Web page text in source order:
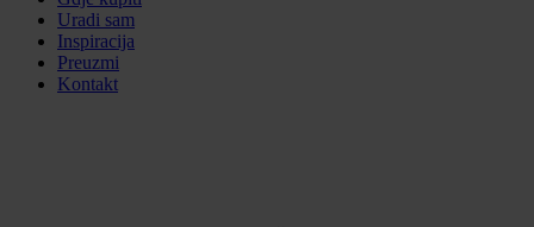
Uradi sam
Inspiracija
Preuzmi
Kontakt